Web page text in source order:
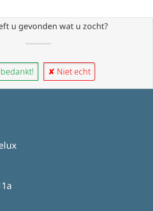
u gevonden wat u zocht?
✘ Niet echt